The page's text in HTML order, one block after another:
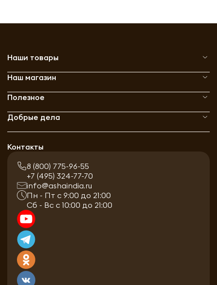
Наши товары
Наш магазин
Полезное
Добрые дела
Контакты
8 (800) 775-96-55
+7 (495) 324-77-70
info@ashaindia.ru
Пн - Пт с 9:00 до 21:00
Сб - Вс с 10:00 до 21:00